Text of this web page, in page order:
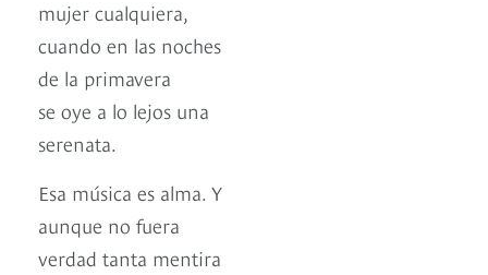
mujer cualquiera,
cuando en las noches
de la primavera
se oye a lo lejos una
serenata.
Esa música es alma. Y
aunque no fuera
verdad tanta mentira